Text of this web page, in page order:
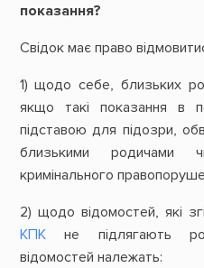
показання?
Свідок має право
1) щодо себе, близьких
якщо такі показання в
підставою для підозри,
близькими родичами
кримінального
2) щодо відомостей, які
КПКне підлягають
відомостей належать: